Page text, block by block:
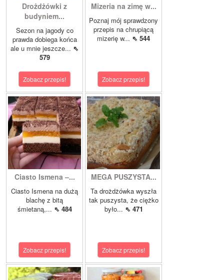
Drożdżówki z
budyniem...
Sezon na jagody co
prawda dobiega końca
ale u mnie jeszcze... ⇖
579
Zobacz przepis!
Mizeria na zimę w...
Poznaj mój sprawdzony
przepis na chrupiącą
mizerię w... ⇖ 544
Zobacz przepis!
Ciasto Ismena –...
Ciasto Ismena na dużą
blachę z bitą
śmietaną,... ⇖ 484
Zobacz przepis!
MEGA PUSZYSTA...
Ta drożdżówka wyszła
tak puszysta, że ciężko
było... ⇖ 471
Zobacz przepis!